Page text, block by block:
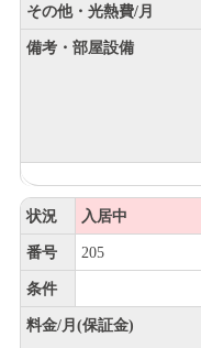
その他・光熱費/月
備考・部屋設備
状況 入居中
番号 205
条件
料金/月(保証金)